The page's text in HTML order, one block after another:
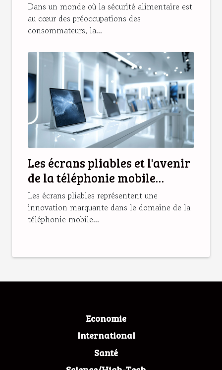
Dans un monde où la sécurité alimentaire est
au cœur des préoccupations des
consommateurs, la...
Les écrans pliables et l'avenir
de la téléphonie mobile
tendances et enjeux
Les écrans pliables représentent une
innovation marquante dans le domaine de la
téléphonie mobile...
Economie
International
Santé